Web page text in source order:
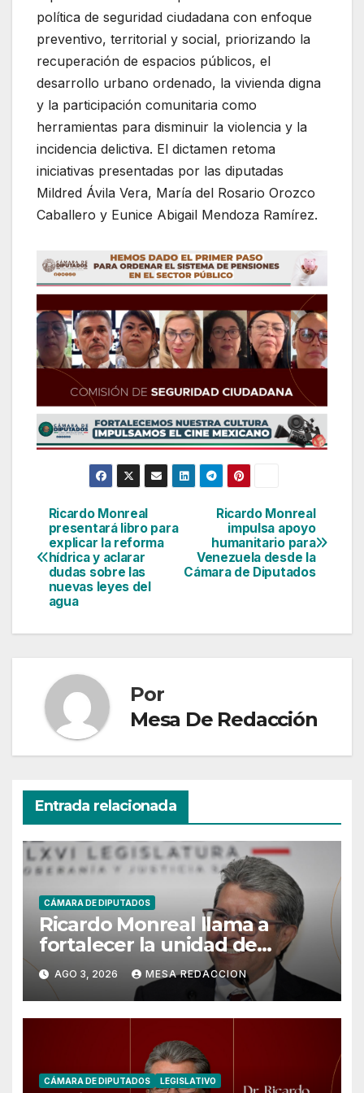
política de seguridad ciudadana con enfoque
preventivo, territorial y social, priorizando la
recuperación de espacios públicos, el
desarrollo urbano ordenado, la vivienda digna
y la participación comunitaria como
herramientas para disminuir la violencia y la
incidencia delictiva. El dictamen retoma
iniciativas presentadas por las diputadas
Mildred Ávila Vera, María del Rosario Orozco
Caballero y Eunice Abigail Mendoza Ramírez.
Navegación
de
entradas
Ricardo Monreal
impulsa apoyo
humanitario para
Venezuela desde la
Cámara de Diputados
Ricardo Monreal
presentará libro para
explicar la reforma
hídrica y aclarar
dudas sobre las
nuevas leyes del
agua
Por
Mesa De Redacción
Entrada relacionada
CÁMARA DE DIPUTADOS
Ricardo Monreal llama a
fortalecer la unidad de
Morena rumbo a las
elecciones de 2027
AGO 3, 2026 MESA REDACCION
CÁMARA DE DIPUTADOS LEGISLATIVO